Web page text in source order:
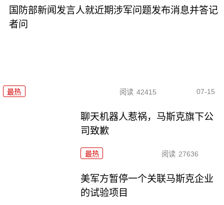
国防部新闻发言人就近期涉军问题发布消息并答记
者问
最热 阅读 42415 07-15
聊天机器人惹祸，马斯克旗下公
司致歉
最热 阅读 27636
美军方暂停一个关联马斯克企业
的试验项目